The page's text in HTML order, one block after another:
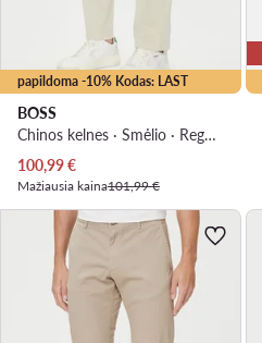
papildoma -10% Kodas: LAST
BOSS
Chinos kelnes · Smėlio · Regular Fit
Dabartinė kaina
100,99€
Mažiausia kaina101,99 €